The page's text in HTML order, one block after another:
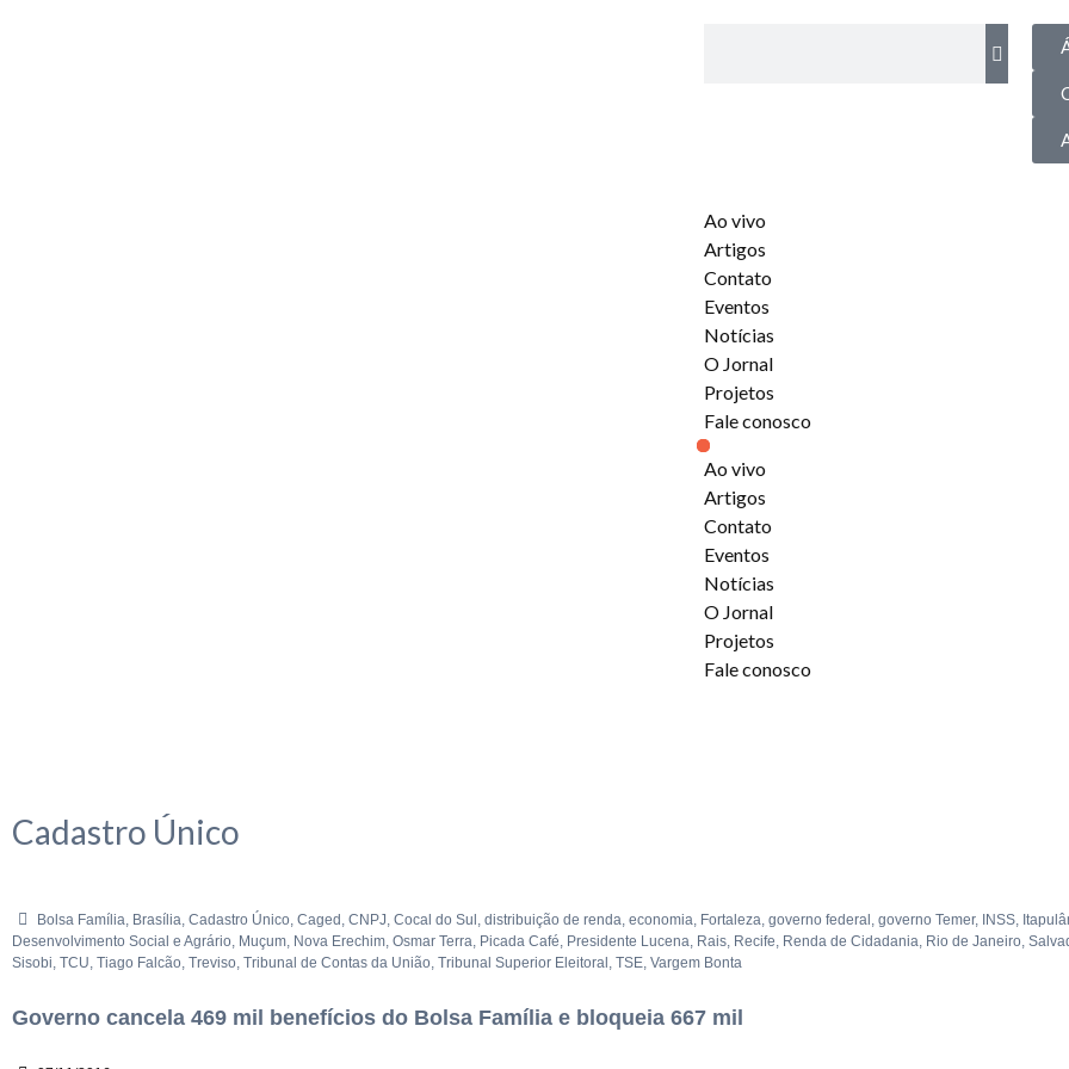
Ao vivo
Artigos
Contato
Eventos
Notícias
O Jornal
Projetos
Fale conosco
Ao vivo
Artigos
Contato
Eventos
Notícias
O Jornal
Projetos
Fale conosco
Cadastro Único
Bolsa Família, Brasília, Cadastro Único, Caged , CNPJ, Cocal do Sul , distribuição de renda, economia, Fortaleza, governo federal , governo Temer, INSS,
Desenvolvimento Social e Agrário, Muçum, Nova Erechim, Osmar Terra, Picada Café, Presidente Lucena, Rais, Recife, Renda de Cidadania, Rio de Janeiro,
Sisobi, TCU, Tiago Falcão, Treviso, Tribunal de Contas da União, Tribunal Superior Eleitoral , TSE, Vargem Bonta
Governo cancela 469 mil benefícios do Bolsa Família e bloqueia 667 mil